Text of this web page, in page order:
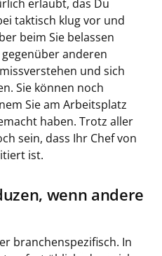
erlaubt, das Du
taktisch klug vor und
beim Sie belassen
anderen
und sich
Sie können noch
Sie am Arbeitsplatz
haben. Trotz aller
sein, dass Ihr Chef von
ist.
wenn andere
branchenspezifisch. In